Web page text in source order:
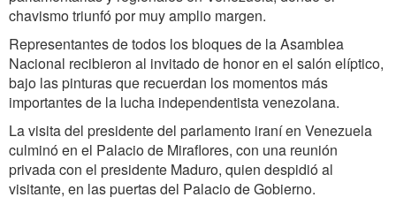
chavismo triunfó por muy amplio margen.
Representantes de todos los bloques de la Asamblea
Nacional recibieron al invitado de honor en el salón elíptico,
bajo las pinturas que recuerdan los momentos más
importantes de la lucha independentista venezolana.
La visita del presidente del parlamento iraní en Venezuela
culminó en el Palacio de Miraflores, con una reunión
privada con el presidente Maduro, quien despidió al
visitante, en las puertas del Palacio de Gobierno.